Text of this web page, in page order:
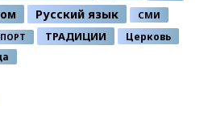
Русский язык СМИ
ТРАДИЦИИ Церковь